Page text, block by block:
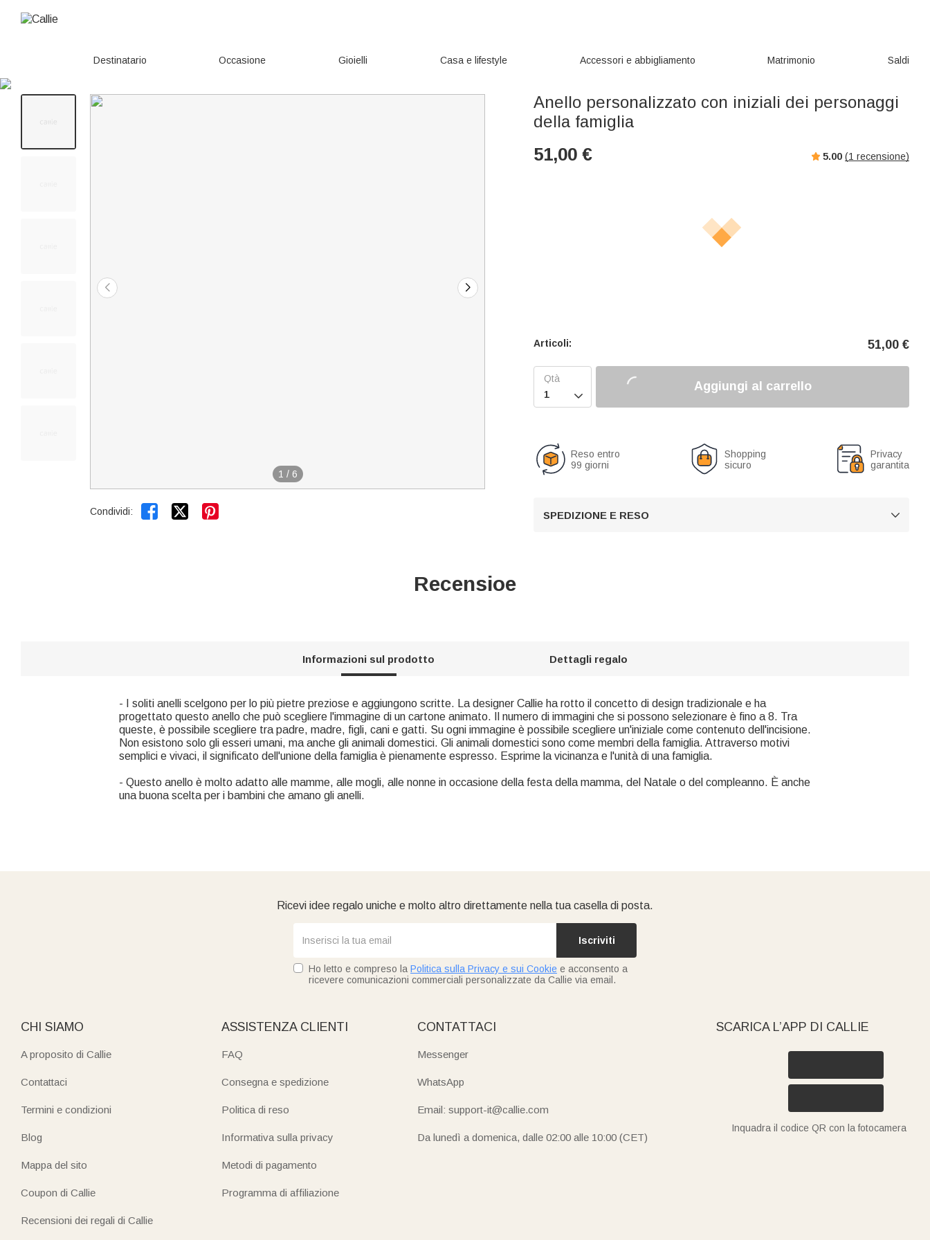
Destinatario Occasione Gioielli Casa e lifestyle Accessori e abbigliamento Matrimonio Saldi
1 / 6
Condividi:  
Anello personalizzato con iniziali dei personaggi
della famiglia
51,00 € 5.00 (1 recensione)
Articoli: 51,00 €

Aggiungi al carrello
Reso entro
99 giorni
Shopping
sicuro
Privacy
garantita
SPEDIZIONE E RESO 
Recensioe
Informazioni sul prodotto Dettagli regalo
- I soliti anelli scelgono per lo più pietre preziose e aggiungono scritte. La designer Callie ha rotto il concetto di design tradizionale e ha
progettato questo anello che può scegliere l'immagine di un cartone animato. Il numero di immagini che si possono selezionare è fino a 8. Tra
queste, è possibile scegliere tra padre, madre, figli, cani e gatti. Su ogni immagine è possibile scegliere un'iniziale come contenuto dell'incisione.
Non esistono solo gli esseri umani, ma anche gli animali domestici. Gli animali domestici sono come membri della famiglia. Attraverso motivi
semplici e vivaci, il significato dell'unione della famiglia è pienamente espresso. Esprime la vicinanza e l'unità di una famiglia.
- Questo anello è molto adatto alle mamme, alle mogli, alle nonne in occasione della festa della mamma, del Natale o del compleanno. È anche
una buona scelta per i bambini che amano gli anelli.
Ricevi idee regalo uniche e molto altro direttamente nella tua casella di posta.
Iscriviti
Ho letto e compreso la Politica sulla Privacy e sui Cookie e acconsento a
ricevere comunicazioni commerciali personalizzate da Callie via email.
CHI SIAMO
A proposito di Callie
Contattaci
Termini e condizioni
Blog
Mappa del sito
Coupon di Callie
Recensioni dei regali di Callie
ASSISTENZA CLIENTI
FAQ
Consegna e spedizione
Politica di reso
Informativa sulla privacy
Metodi di pagamento
Programma di affiliazione
CONTATTACI
Messenger
WhatsApp
Email: support-it@callie.com
Da lunedì a domenica, dalle 02:00 alle 10:00 (CET)
SCARICA L’APP DI CALLIE
Inquadra il codice QR con la fotocamera